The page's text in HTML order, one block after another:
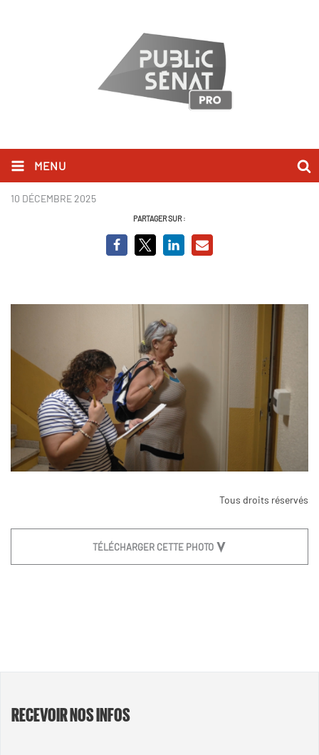
MENU
Chers voisins
10 DÉCEMBRE 2025
PARTAGER SUR :
Tous droits réservés
TÉLÉCHARGER CETTE PHOTO
RECEVOIR NOS INFOS